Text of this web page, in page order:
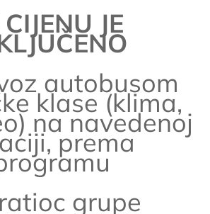
JE
autobusom
klase (klima,
na navedenoj
prema
grupe